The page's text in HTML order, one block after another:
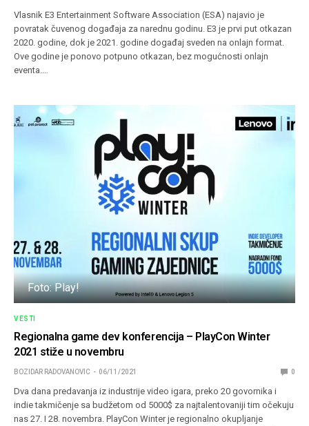
Vlasnik E3 Entertainment Software Association (ESA) najavio je
povratak čuvenog događaja za narednu godinu. E3 je prvi put otkazan
2020. godine, dok je 2021. godine događaj sveden na onlajn format.
Ove godine je ponovo potpuno otkazan, bez mogućnosti onlajn
eventa.…
Foto: Play!
VESTI
Regionalna game dev konferencija – PlayCon Winter
2021 stiže u novembru
BOZIDAR RADOVANOVIC 06/11/2021 0
Dva dana predavanja iz industrije video igara, preko 20 govornika i
indie takmičenje sa budžetom od 5000$ za najtalentovaniji tim očekuju
nas 27. I 28. novembra. PlayCon Winter je regionalno okupljanje